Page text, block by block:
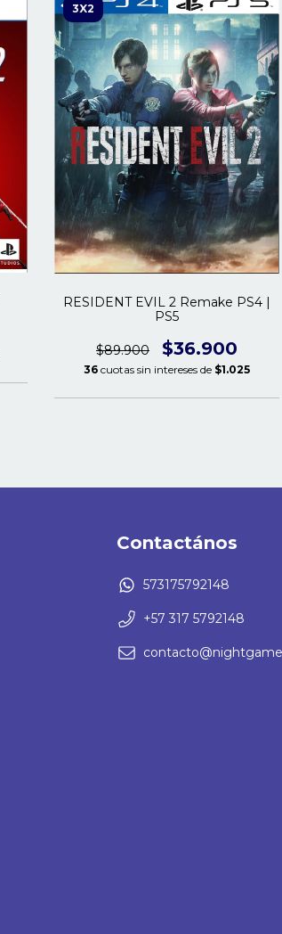
3X2
RESIDENT EVIL 2 Remake PS4 |
PS5
$89.900 $36.900
36 cuotas sin intereses de $1.025
Contactános
573175792148
+57 317 5792148